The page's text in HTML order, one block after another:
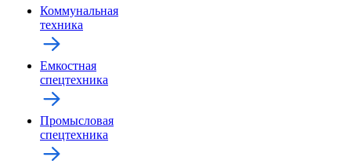
Коммунальная
техника
Емкостная
спецтехника
Промысловая
спецтехника